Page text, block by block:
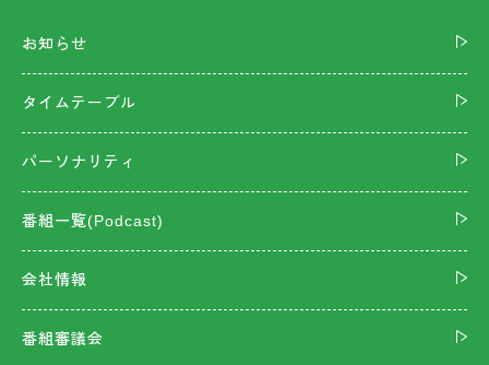
お知らせ
タイムテーブル
パーソナリティ
番組一覧(Podcast)
会社情報
番組審議会